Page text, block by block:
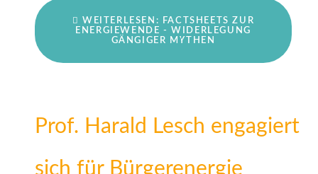
WEITERLESEN: FACTSHEETS ZUR
ENERGIEWENDE - WIDERLEGUNG
GÄNGIGER MYTHEN
Prof. Harald Lesch engagiert
sich für Bürgerenergie